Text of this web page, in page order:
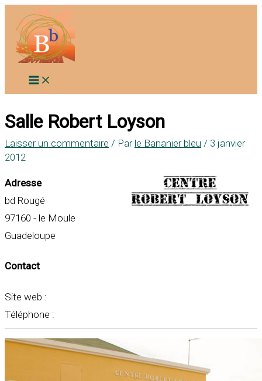
contenu
Salle Robert Loyson
Laisser un commentaire / Par le Bananier bleu / 3 janvier
2012
Adresse
bd Rougé
97160 - le Moule
Guadeloupe
Contact
Site web :
Téléphone :